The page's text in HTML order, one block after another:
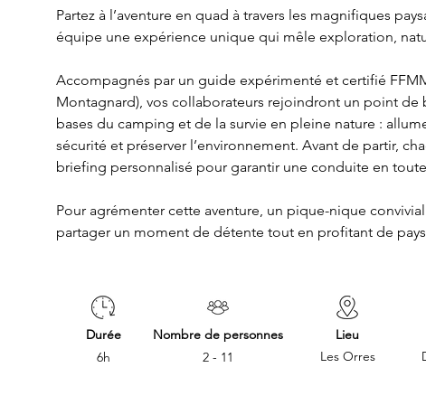
Partez à l’aventure en quad à travers les magnifiques
équipe une expérience unique qui mêle exploration,
Accompagnés par un guide expérimenté et certifié
Montagnard), vos collaborateurs rejoindront un point de
bases du camping et de la survie en pleine nature :
sécurité et préserver l’environnement. Avant de partir,
briefing personnalisé pour garantir une conduite en
Pour agrémenter cette aventure, un pique-nique
partager un moment de détente tout en profitant de
Durée Nombre de personnes Lieu
6h
2 - 11 Les Orres